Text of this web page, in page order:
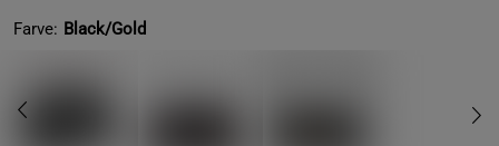
Farve: Black/Gold